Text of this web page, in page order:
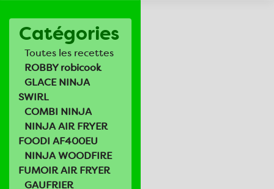
Catégories
Toutes les recettes
ROBBY robicook
GLACE NINJA
SWIRL
COMBI NINJA
NINJA AIR FRYER
FOODI AF400EU
NINJA WOODFIRE
FUMOIR AIR FRYER
GAUFRIER